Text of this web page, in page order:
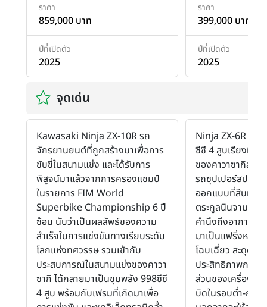
ราคา
859,000 บาท
ปีที่เปิดตัว
2025
ราคา
399,000 บาท
ปีที่เปิดตัว
2025
จุดเด่น
Kawasaki Ninja ZX-10R รถ
จักรยานยนต์ที่ถูกสร้างมาเพื่อการ
ขับขี่ในสนามแข่ง และได้รับการ
พิสูจน์มาแล้วจากการครองแชมป์
ในรายการ FIM World
Superbike Championship 6 ปี
ซ้อน นับว่าเป็นผลลัพธ์ของความ
สำเร็จในการแข่งขันทางเรียบระดับ
โลกแห่งทศวรรษ รวมเข้ากับ
ประสบการณ์ในสนามแข่งของคาวา
ซากิ ได้กลายมาเป็นขุมพลัง 998ซีซี
4 สูบ พร้อมกับเฟรมที่เกิดมาเพื่อ
Ninja ZX-6R ปี
ซีซี 4 สูบเรียงที่ล้ำ
ของคาวาซากิสำห
รถซุปเปอร์สปอร์ต
ออกแบบที่สืบทอด
ตระกูลนินจามาโด
คำนึงถึงอากาศพ
มาเป็นแฟริ่งหน้าแ
โฉบเฉี่ยว สะดุดต
ประสิทธิภาพการ
ส่วนของเครื่องยน
บิดในรอบต่ำ-กลา